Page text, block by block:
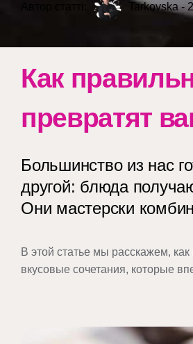
Tarkovska -
Как
превратят
Большинство из нас
другой: блюда
Они мастерски
В этой статье мы расскажем,
вкусовые сочетания, которые